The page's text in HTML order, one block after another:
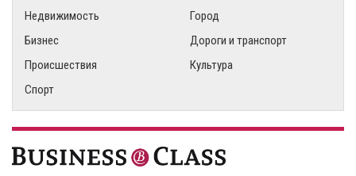
Недвижимость
Город
Бизнес
Дороги и транспорт
Происшествия
Культура
Спорт